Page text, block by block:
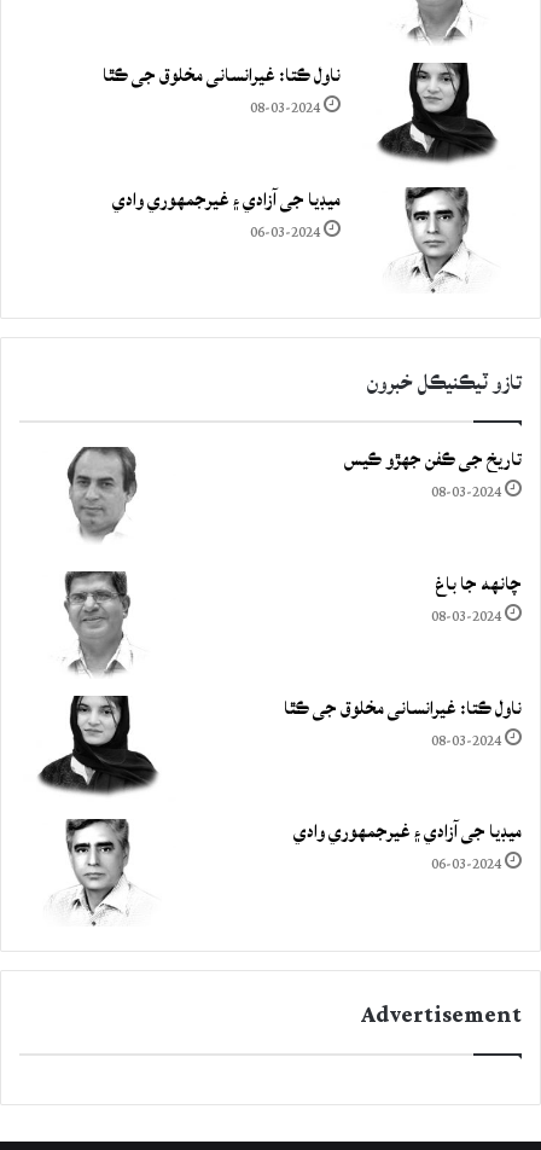
ناول ڪتا: غيرانساني مخلوق جي ڪٿا
08-03-2024
ميڊيا جي آزادي ۽ غيرجمھوري وادي
06-03-2024
تازو ٽيڪنيڪل خبرون
تاريخ جي ڪفن جھڙو ڪيس
08-03-2024
چانهه جا باغ
08-03-2024
ناول ڪتا: غيرانساني مخلوق جي ڪٿا
08-03-2024
ميڊيا جي آزادي ۽ غيرجمھوري وادي
06-03-2024
Advertisement